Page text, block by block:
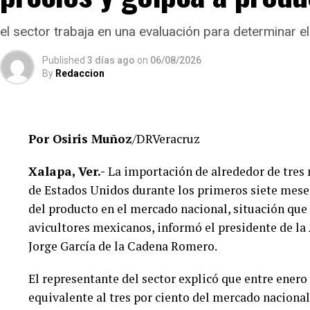
de legalidad, eficiencia y transparencia,
estudiantes en la entidad.
El Gobierno del Estado ha reiterado que las
y respetando el debido proceso, por lo que hasta
No obstante, docentes que solicitaron el
investigaciones podrían afectar intereses al
De acuerdo con esos testimonios, el grupo
integrado públicamente por Verónica Sánchez
Maldonado Alemán, Silvia Ivette Lara Barradas,
cuestionado las acciones emprendidas por las
Hasta ahora, las instancias responsables no han
el sector trabaja en una evaluación para determinar
Published 3 días ago on 06/08/2026
By Redaccion
Por Osiris Muñoz/DRVeracruz
Xalapa, Ver.- La importación de alrededor de tres
de Estados Unidos durante los primeros siete
del producto en el mercado nacional, situación
avicultores mexicanos, informó el presidente de
Jorge García de la Cadena Romero.
El representante del sector explicó que entre
equivalente al tres por ciento del mercado